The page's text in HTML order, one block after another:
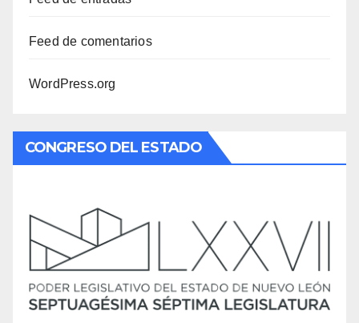
Feed de comentarios
WordPress.org
CONGRESO DEL ESTADO